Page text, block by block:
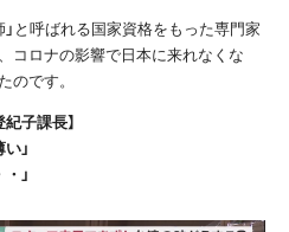
と呼ばれる国家資格をもった専門家
コロナの影響で日本に来れなくな
のです。
子課長】
」
」